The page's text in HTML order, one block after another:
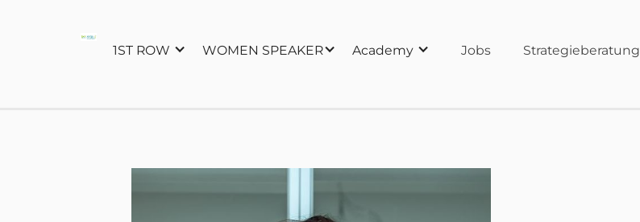
1ST ROW WOMEN SPEAKER Academy Jobs Strategieberatung